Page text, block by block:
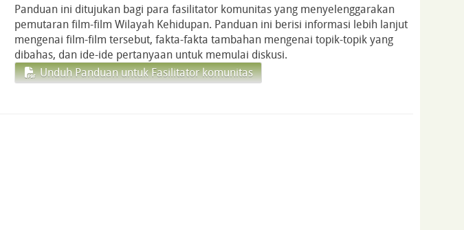
Panduan ini ditujukan bagi para fasilitator komunitas yang menyelenggarakan
pemutaran film-film Wilayah Kehidupan. Panduan ini berisi informasi lebih lanjut
mengenai film-film tersebut, fakta-fakta tambahan mengenai topik-topik yang
dibahas, dan ide-ide pertanyaan untuk memulai diskusi.
Unduh Panduan untuk Fasilitator komunitas